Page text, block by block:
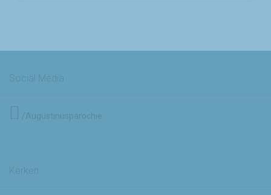
Social Media
/Augustinusparochie
Kerken